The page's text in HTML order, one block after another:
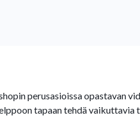
perusasioissa opastavan
tapaan tehdä vaikuttavia